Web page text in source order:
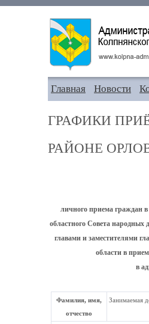
Главная Новости
ГРАФИКИ
РАЙОНЕ
личного приема граждан
областного Совета народных
главами и заместителями
области в
в
Фамилия, имя,
отчество
Занимаемая